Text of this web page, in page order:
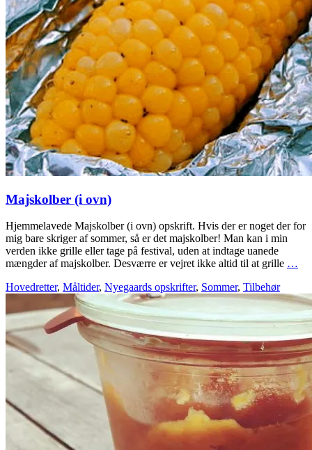
Majskolber (i ovn)
Hjemmelavede Majskolber (i ovn) opskrift. Hvis der er noget der for
mig bare skriger af sommer, så er det majskolber! Man kan i min
verden ikke grille eller tage på festival, uden at indtage uanede
mængder af majskolber. Desværre er vejret ikke altid til at grille …
Hovedretter, Måltider, Nyegaards opskrifter, Sommer, Tilbehør